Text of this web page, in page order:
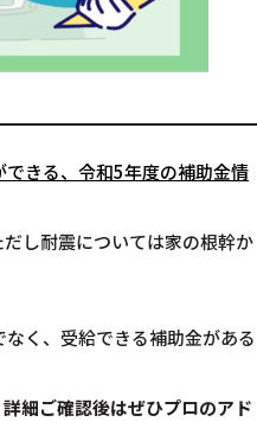
きる、令和5年度の補助金情
し耐震については家の根幹か
く、受給できる補助金がある
詳細ご確認後はぜひプロのアド